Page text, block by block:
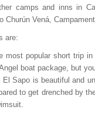
camps and inns in
Churún Vená,
are:
most popular short trip
boat package, but
Sapo is beautiful and
to get drenched by